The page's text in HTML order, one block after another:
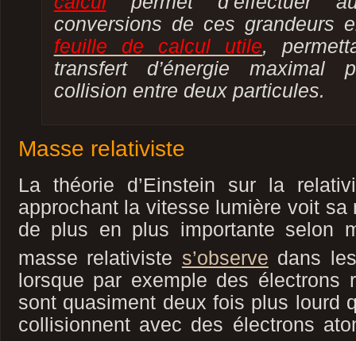
conversions de ces
feuille de calcul utile,
transfert d’énergie maximal
collision entre deux particules.
Masse relativiste
La théorie d’Einstein sur la
approchant la vitesse lumière voit
de plus en plus importante selon
masse relativiste s’observe dans
lorsque par exemple des électrons
sont quasiment deux fois plus lourd
collisionnent avec des électrons